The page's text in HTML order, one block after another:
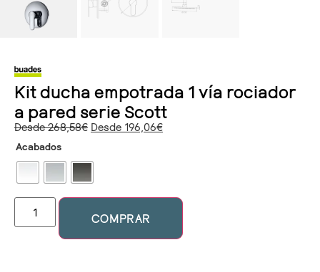
Kit ducha empotrada 1 vía rociador
a pared serie Scott
Desde268,58€ Desde 196,06€
Acabados
COMPRAR